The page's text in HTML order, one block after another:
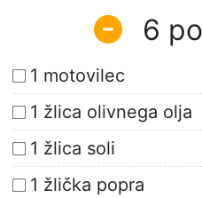
6
1 motovilec
1 žlica olivnega olja
1 žlica soli
1 žlička popra